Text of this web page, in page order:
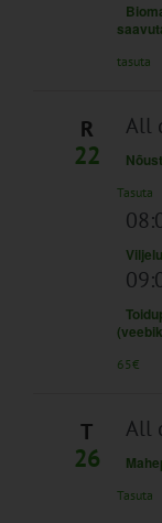
tasuta
R
22
All
Tasuta
65€
T
26
All
Tasuta